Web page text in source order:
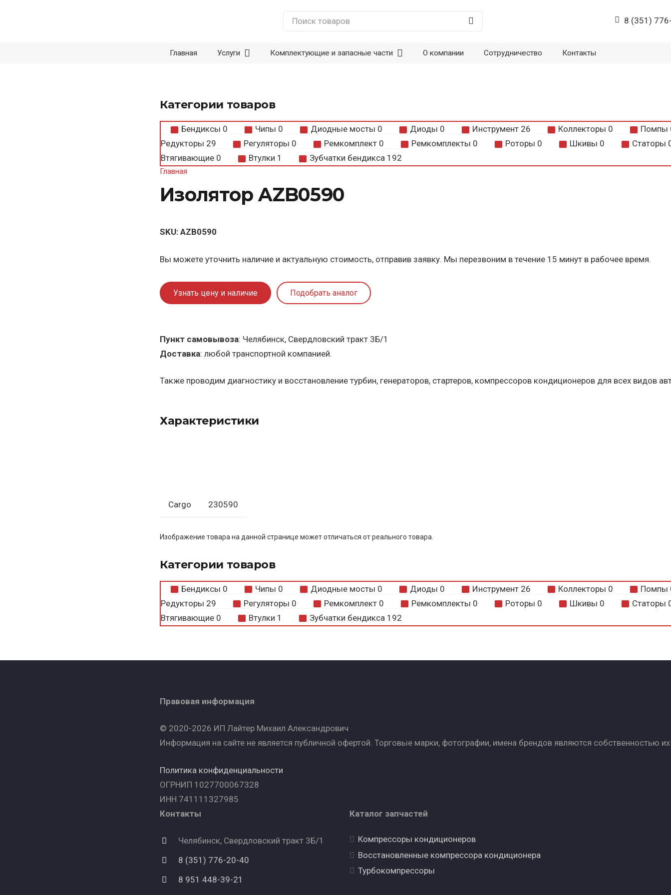
8 (351)
Главная Услуги Комплектующие и запасные части О компании Сотрудничество Контакты
Категории товаров
Бендиксы 0 Чипы 0 Диодные мосты 0 Диоды 0 Инструмент 26 Коллекторы 0 Помпы
Редукторы 29 Регуляторы 0 Ремкомплект 0 Ремкомплекты 0 Роторы 0 Шкивы 0 Статоры
Втягивающие 0 Втулки 1 Зубчатки бендикса 192
Главная
Изолятор AZB0590
SKU: AZB0590
Вы можете уточнить наличие и актуальную стоимость, отправив заявку. Мы перезвоним в течение 15 минут в рабочее время.
Узнать цену и наличие Подобрать аналог
Пункт самовывоза: Челябинск, Свердловский тракт 3Б/1
Доставка: любой транспортной компанией.
Также проводим диагностику и восстановление турбин, генераторов, стартеров, компрессоров кондиционеров для всех видов
Характеристики
Cargo 230590
Изображение товара на данной странице может отличаться от реального товара.
Категории товаров
Бендиксы 0 Чипы 0 Диодные мосты 0 Диоды 0 Инструмент 26 Коллекторы 0 Помпы
Редукторы 29 Регуляторы 0 Ремкомплект 0 Ремкомплекты 0 Роторы 0 Шкивы 0 Статоры
Втягивающие 0 Втулки 1 Зубчатки бендикса 192
Правовая информация
© 2020-2026 ИП Лайтер Михаил Александрович
Информация на сайте не является публичной офертой. Торговые марки, фотографии, имена брендов являются собственностью
Политика конфиденциальности
ОГРНИП 1027700067328
ИНН 741111327985
Контакты
Челябинск, Свердловский тракт 3Б/1
8 (351) 776-20-40
8 951 448-39-21
Каталог запчастей
Компрессоры кондиционеров
Восстановленные компрессора кондиционера
Турбокомпрессоры